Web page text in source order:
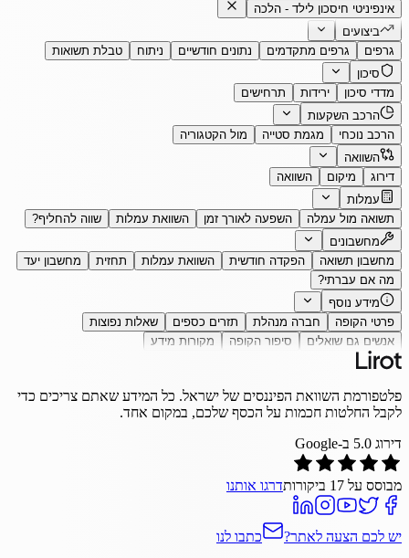
אינפיניטי חיסכון לילד - הלכה
ביצועים
גרפים
גרפים מתקדמים נתונים חודשיים ניתוח
טבלת תשואות
סיכון
מדדי סיכון
ירידות
תרחישים
הרכב השקעות
הרכב נוכחי
מגמת סטייה
מול הקטגוריה
השוואה
דירוג
מיקום
השוואה
עמלות
תשואה מול עמלה
השפעה לאורך זמן השוואת עמלות
שווה להחליף?
מחשבונים
מחשבון תשואה
הפקדה חודשית השוואת עמלות תחזית
מחשבון יעד
מה אם עברתי?
מידע נוסף
פרטי הקופה
חברה מנהלת תזרים כספים
שאלות נפוצות
אנשים גם שואלים
סיפור הקופה מקורות מידע
פלטפורמת השוואת הפיננסים של ישראל. כל המידע שאתם צריכים כדי
לקבל החלטות חכמות על הכסף שלכם, במקום אחד.
דירוג 5.0 ב-Google
מבוסס על 17 ביקורותדרגו אותנו
יש לכם הצעה לאתר? כתבו לנו